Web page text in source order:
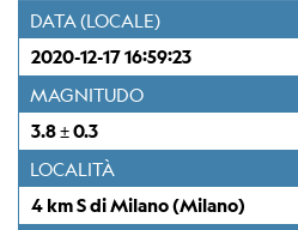
Rete
Sismometrica
Italo-
Argentina
dell'OGS
Wood
Anderson
Trieste
DATA (LOCALE)
2020-12-17 16:59:23
MAGNITUDO
3.8 ± 0.3
LOCALITÀ
4 km S di Milano (Milano)